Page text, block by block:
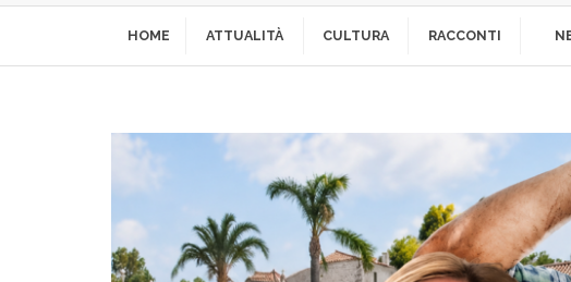
HOME ATTUALITÀ CULTURA RACCONTI